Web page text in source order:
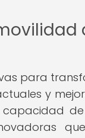
para
y
de